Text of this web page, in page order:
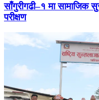
साँगुरीगढी–१ मा सामाजिक
परीक्षण